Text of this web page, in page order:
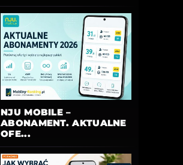
NJU MOBILE –
ABONAMENT. AKTUALNE
OFE...